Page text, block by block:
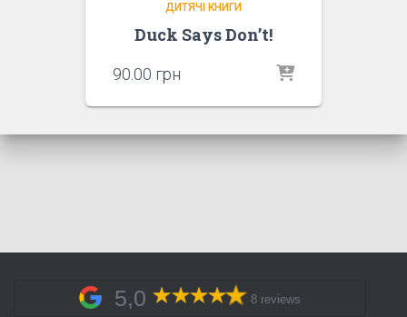
ДИТЯЧІ КНИГИ
Duck Says Don’t!
90.00 грн
5,0 8 reviews